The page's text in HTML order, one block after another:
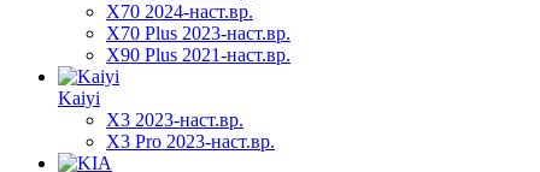
X70 2024-наст.вр.
X70 Plus 2023-наст.вр.
X90 Plus 2021-наст.вр.
Kaiyi
X3 2023-наст.вр.
X3 Pro 2023-наст.вр.